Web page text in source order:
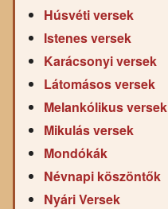
Húsvéti versek
Istenes versek
Karácsonyi versek
Látomásos versek
Melankólikus versek
Mikulás versek
Mondókák
Névnapi köszöntők
Nyári Versek